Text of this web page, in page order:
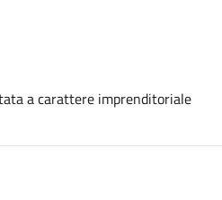
a carattere imprenditoriale